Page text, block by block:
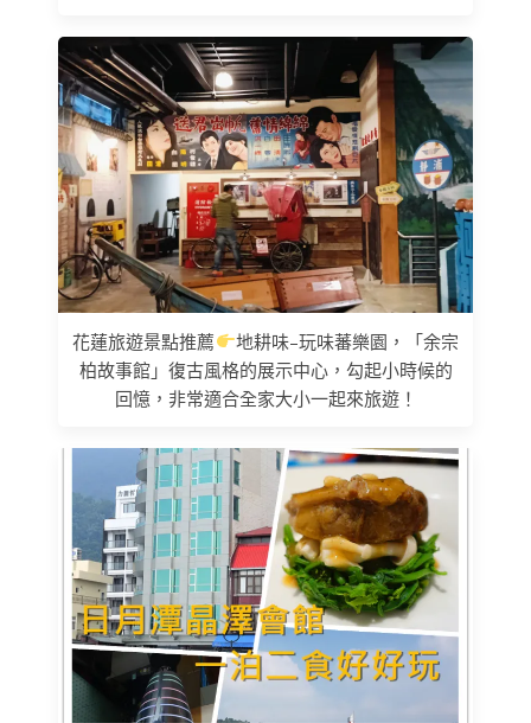
花蓮旅遊景點推薦
地耕味–玩味蕃樂園，「余宗
柏故事館」復古風格的展示中心，勾起小時候的
回憶，非常適合全家大小一起來旅遊！